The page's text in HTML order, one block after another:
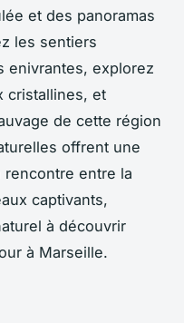
et des panoramas
les sentiers
enivrantes, explorez
cristallines, et
de cette région
offrent une
entre la
captivants,
à découvrir
à Marseille.